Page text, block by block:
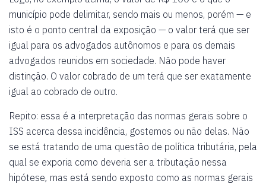
município pode delimitar, sendo mais ou menos, porém — e
isto é o ponto central da exposição — o valor terá que ser
igual para os advogados autônomos e para os demais
advogados reunidos em sociedade. Não pode haver
distinção. O valor cobrado de um terá que ser exatamente
igual ao cobrado de outro.
Repito: essa é a interpretação das normas gerais sobre o
ISS acerca dessa incidência, gostemos ou não delas. Não
se está tratando de uma questão de política tributária, pela
qual se exporia como deveria ser a tributação nessa
hipótese, mas está sendo exposto como as normas gerais